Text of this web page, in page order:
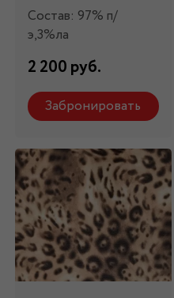
Состав: 97% п/
э,3%ла
2 200 руб.
Забронировать